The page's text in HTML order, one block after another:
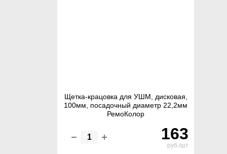
Щетка-крацовка для УШМ, дисковая,
100мм, посадочный диаметр 22,2мм
РемоКолор
163
руб./шт